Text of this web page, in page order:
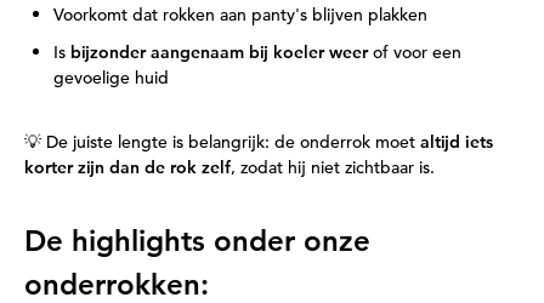
Voorkomt dat rokken aan panty's blijven plakken
Is bijzonder aangenaam bij koeler weerof voor een
gevoelige huid
💡 De juiste lengte is belangrijk: de onderrok moet altijd iets
korter zijn dan de rok zelf, zodat hij niet zichtbaar is.
De highlights onder onze
onderrokken: